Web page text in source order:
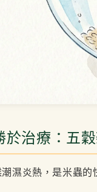
於治療：五
濕炎熱，是米蟲的